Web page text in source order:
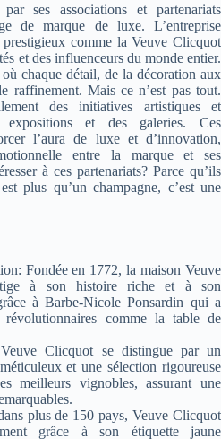
ses associations et partenariats
de marque de luxe. L’entreprise
prestigieux comme la Veuve Clicquot
et des influenceurs du monde entier.
chaque détail, de la décoration aux
raffinement. Mais ce n’est pas tout.
des initiatives artistiques et
expositions et des galeries. Ces
l’aura de luxe et d’innovation,
entre la marque et ses
à ces partenariats? Parce qu’ils
plus qu’un champagne, c’est une
Fondée en 1772, la maison Veuve
à son histoire riche et à son
à Barbe-Nicole Ponsardin qui a
révolutionnaires comme la table de
Clicquot se distingue par un
et une sélection rigoureuse
meilleurs vignobles, assurant une
plus de 150 pays, Veuve Clicquot
grâce à son étiquette jaune